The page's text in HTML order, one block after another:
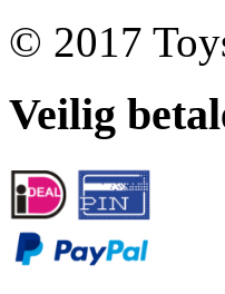
© 2017
Veilig